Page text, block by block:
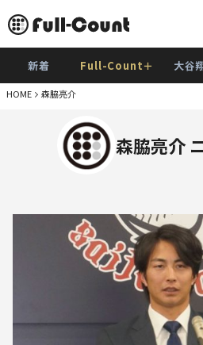
新着 Full-Count＋ 大谷
HOME 森脇亮介
森脇亮介